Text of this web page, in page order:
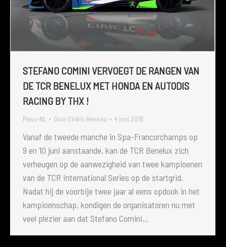
STEFANO COMINI VERVOEGT DE RANGEN VAN
DE TCR BENELUX MET HONDA EN AUTODIS
RACING BY THX !
Press-NL Door Cédric Hennau 4 juni 2018
Vanaf de tweede manche in Spa-Francorchamps op
9 en 10 juni aanstaande, kan de TCR Benelux zich
verheugen op de aanwezigheid van twee kampioenen
van de TCR International Series op de startgrid.
Nadat hij de voorbije twee jaar al eens opdook in het
kampioenschap, kondigen de organisatoren nu met
veel plezier aan dat Stefano Comini…